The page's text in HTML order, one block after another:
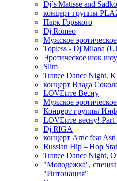
Dj`s Matisse and Sadko
концерт группы
Парк Горького
Dj Romeo
Мужское
Topless - Dj Milana
Эротическое шок
Slim
Trance Dance Night.
концерт Влада
LOVEите Весну
Мужское
Концерт группы
LOVEите весну! Part
Dj RIGA
концерт Artic feat Asti
Russian Hip – Hop
Trance Dance Night,
"Молодежка",
"Интонация"